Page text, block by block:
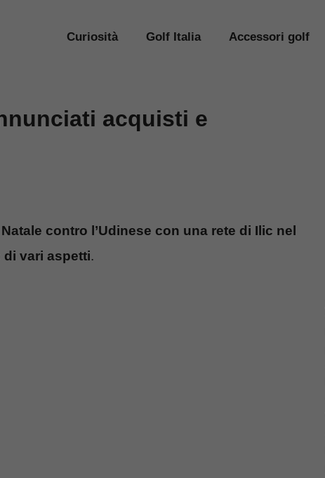
Curiosità Golf Italia Accessori golf
acquisti e
contro l’Udinese con una rete di Ilic nel
di vari aspetti.